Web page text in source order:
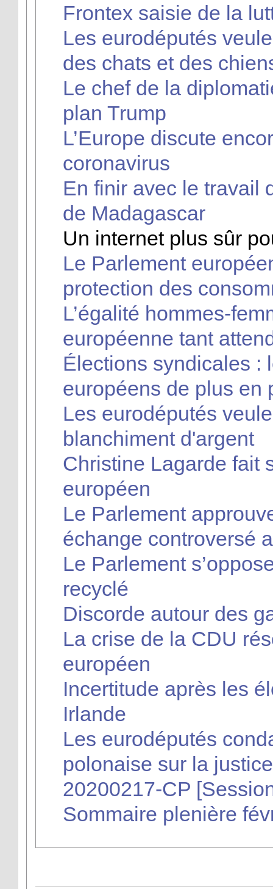
Frontex saisie de la
Les eurodéputés
des chats et des
Le chef de la
plan Trump
L’Europe discute
coronavirus
En finir avec le travail
de Madagascar
Un internet plus sûr
Le Parlement
protection des
L’égalité hommes-
européenne tant
Élections syndicales :
européens de plus en
Les eurodéputés
blanchiment d'argent
Christine Lagarde fait
européen
Le Parlement
échange controversé
Le Parlement
recyclé
Discorde autour des
La crise de la CDU
européen
Incertitude après les
Irlande
Les eurodéputés
polonaise sur la justice
20200217-CP
Sommaire plenière